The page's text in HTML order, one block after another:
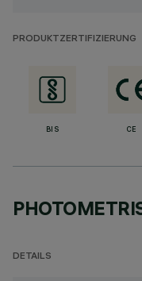
PRODUKTZERTIFIZIERUNG
BIS CE
DETAILS